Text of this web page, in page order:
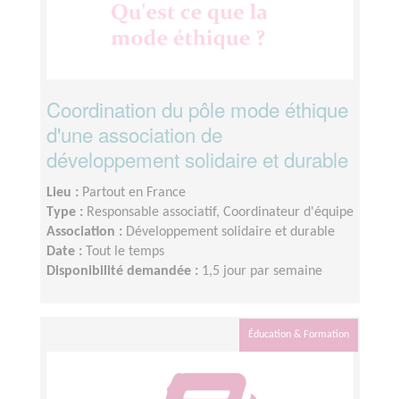
Coordination du pôle mode éthique
d'une association de
développement solidaire et durable
Lieu : Partout en France
Type : Responsable associatif, Coordinateur d'équipe
Association : Développement solidaire et durable
Date :
Tout le temps
Disponibilité demandée : 1,5 jour par semaine
Éducation & Formation